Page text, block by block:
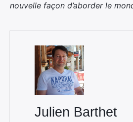
nouvelle façon d’aborder le
Julien Barthet